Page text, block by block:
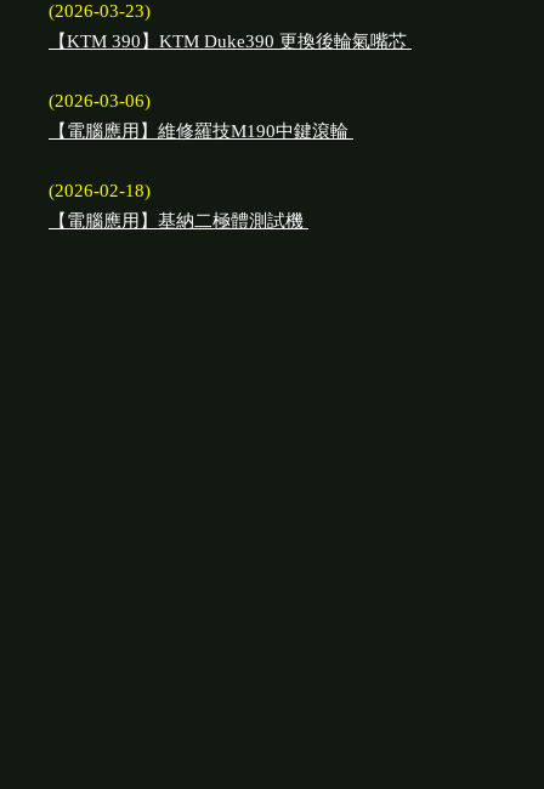
(2026-03-23)
【KTM 390】KTM Duke390 更換後輪氣嘴芯
(2026-03-06)
【電腦應用】維修羅技M190中鍵滾輪
(2026-02-18)
【電腦應用】基納二極體測試機